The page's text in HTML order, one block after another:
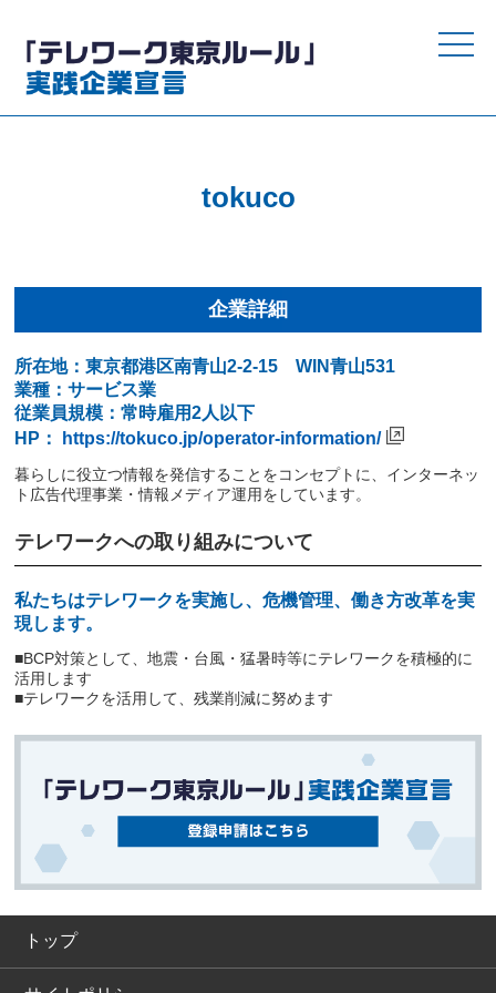
toggle
tokuco
企業詳細
所在地：東京都港区南青山2-2-15 WIN青山531
業種：サービス業
従業員規模：常時雇用2人以下
HP：
https://tokuco.jp/operator-information/
暮らしに役立つ情報を発信することをコンセプトに、インターネッ
ト広告代理事業・情報メディア運用をしています。
テレワークへの取り組みについて
私たちはテレワークを実施し、危機管理、働き方改革を実
現します。
■BCP対策として、地震・台風・猛暑時等にテレワークを積極的に
活用します
■テレワークを活用して、残業削減に努めます
トップ